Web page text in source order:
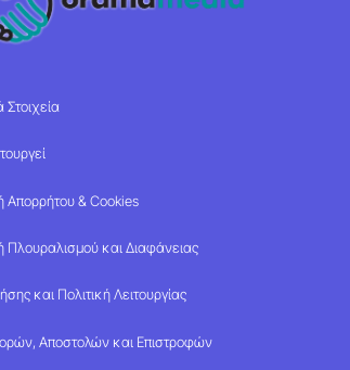
Στοιχεία
Απορρήτου & Cookies
Πλουραλισμού και Διαφάνειας
και Πολιτική Λειτουργίας
Αποστολών και Επιστροφών